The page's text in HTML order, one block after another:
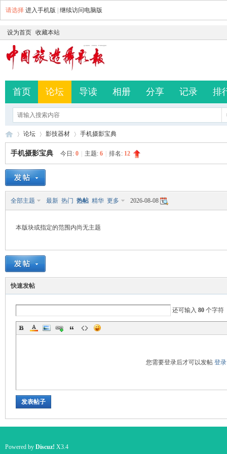
请选择 进入手机版 继续访问电脑版
设为首页 收藏本站
首页 论坛 导读 相册 分享 记录 排
国
»
论坛
›
影技器材 手机摄影宝典
手机摄影宝典 今日: 0 主题: 6 排名: 12
全部主题 最新 热门 热帖 精华 更多 2026-08-08
本版块或指定的范围内尚无主题
快速发帖
还可输入 80 个字符
您需要登录后才可以发帖 登录
发表帖子
Powered by Discuz! X3.4